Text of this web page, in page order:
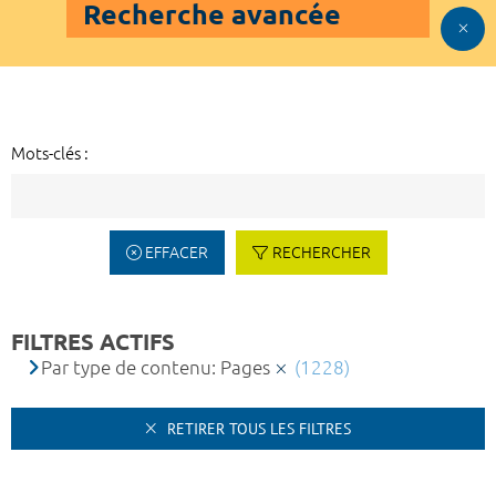
Recherche avancée
Mots-clés :
EFFACER RECHERCHER
FILTRES ACTIFS
Par type de contenu: Pages (1228)
RETIRER TOUS LES FILTRES